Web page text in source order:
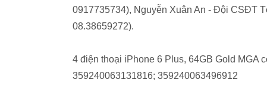
0917735734), Nguyễn Xuân An - Đội CSĐT
08.38659272).
4 điện thoại iPhone 6 Plus, 64GB Gold MGA
359240063131816; 359240063496912